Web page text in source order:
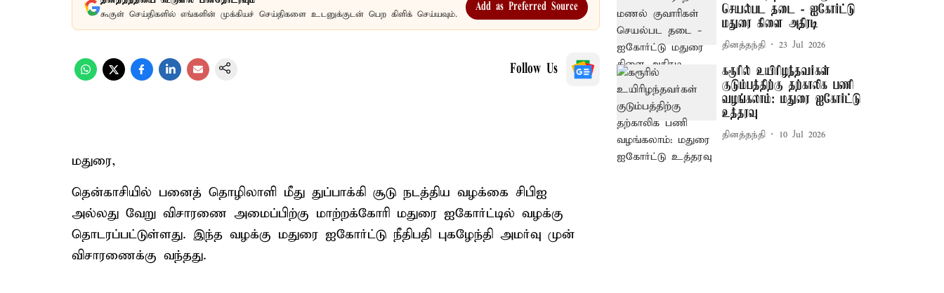
கூகுள் செய்திகளில் எங்களின் முக்கியச் செய்திகளை உடனுக்குடன் பெற கிளிக் செய்யவும்.
Add as Preferred Source
Follow Us
மதுரை,
தென்காசியில் பனைத் தொழிலாளி மீது துப்பாக்கி சூடு நடத்திய வழக்கை சிபிஐ
அல்லது வேறு விசாரணை அமைப்பிற்கு மாற்றக்கோரி மதுரை ஐகோர்ட்டில் வழக்கு
தொடரப்பட்டுள்ளது. இந்த வழக்கு மதுரை ஐகோர்ட்டு நீதிபதி புகழேந்தி அமர்வு முன்
விசாரணைக்கு வந்தது.
செயல்பட தடை - ஐகோர்ட்டு
மதுரை கிளை அதிரடி
தினத்தந்தி 23 Jul 2026
கரூரில் உயிரிழந்தவர்கள்
குடும்பத்திற்கு தற்காலிக பணி
வழங்கலாம்: மதுரை ஐகோர்ட்டு
உத்தரவு
தினத்தந்தி 10 Jul 2026